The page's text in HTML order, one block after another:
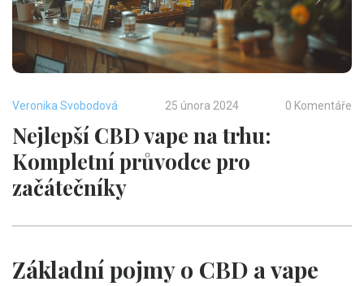
Veronika Svobodová 25 února 2024 0 Komentáře
Nejlepší CBD vape na trhu:
Kompletní průvodce pro
začátečníky
Základní pojmy o CBD a vape